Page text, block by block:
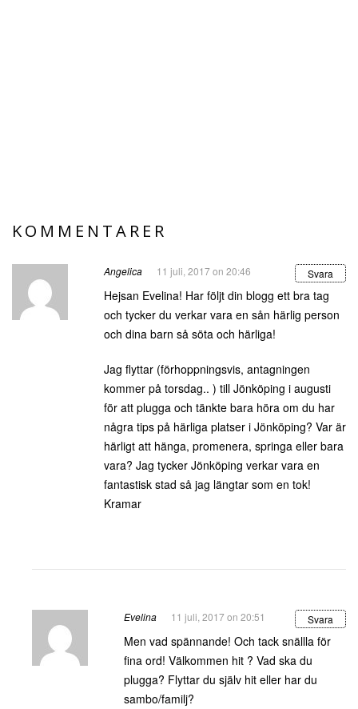
KOMMENTARER
Angelica 11 juli, 2017 on 20:46 Svara
Hejsan Evelina! Har följt din blogg ett bra tag
och tycker du verkar vara en sån härlig person
och dina barn så söta och härliga!
Jag flyttar (förhoppningsvis, antagningen
kommer på torsdag.. ) till Jönköping i augusti
för att plugga och tänkte bara höra om du har
några tips på härliga platser i Jönköping? Var är
härligt att hänga, promenera, springa eller bara
vara? Jag tycker Jönköping verkar vara en
fantastisk stad så jag längtar som en tok!
Kramar
Evelina 11 juli, 2017 on 20:51 Svara
Men vad spännande! Och tack snällla för
fina ord! Välkommen hit ? Vad ska du
plugga? Flyttar du själv hit eller har du
sambo/familj?